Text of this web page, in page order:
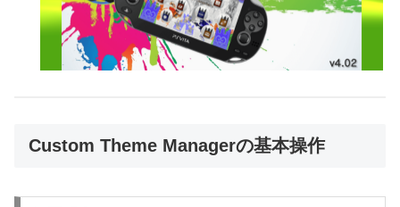
Custom Theme Managerの基本操作